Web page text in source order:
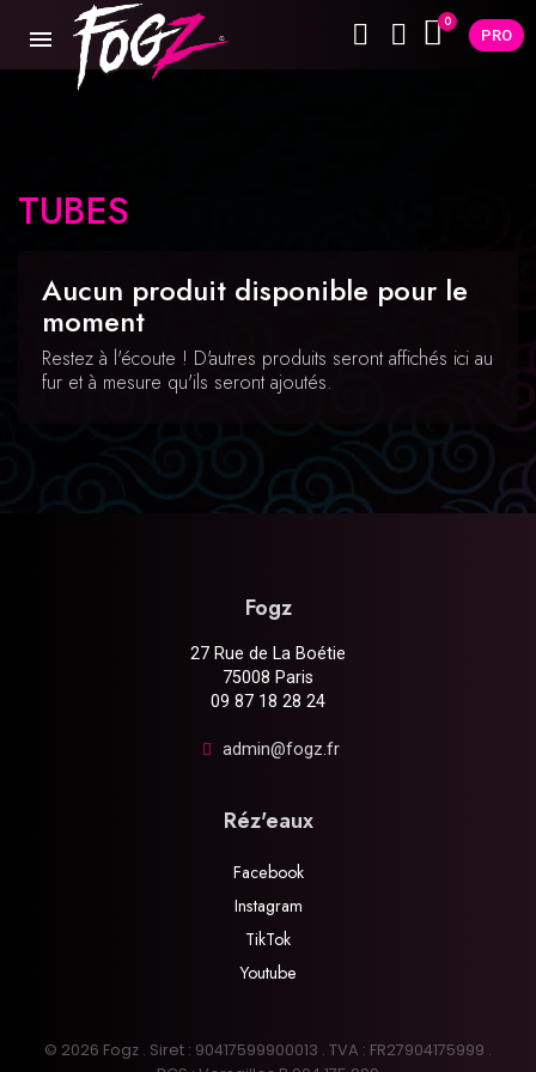
PRO
TUBES
Aucun produit disponible pour le
moment
Restez à l'écoute ! D'autres produits seront affichés ici au
fur et à mesure qu'ils seront ajoutés.
Fogz
27 Rue de La Boétie
75008 Paris
09 87 18 28 24
admin@fogz.fr
Réz'eaux
Facebook
Instagram
TikTok
Youtube
© 2026 Fogz . Siret : 90417599900013 . TVA : FR27904175999 .